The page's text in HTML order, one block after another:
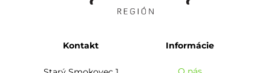
Kontakt Informácie